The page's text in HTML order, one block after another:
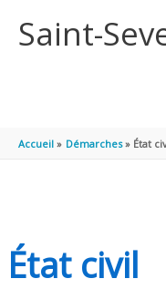
Saint-
Accueil Démarches État
État civil